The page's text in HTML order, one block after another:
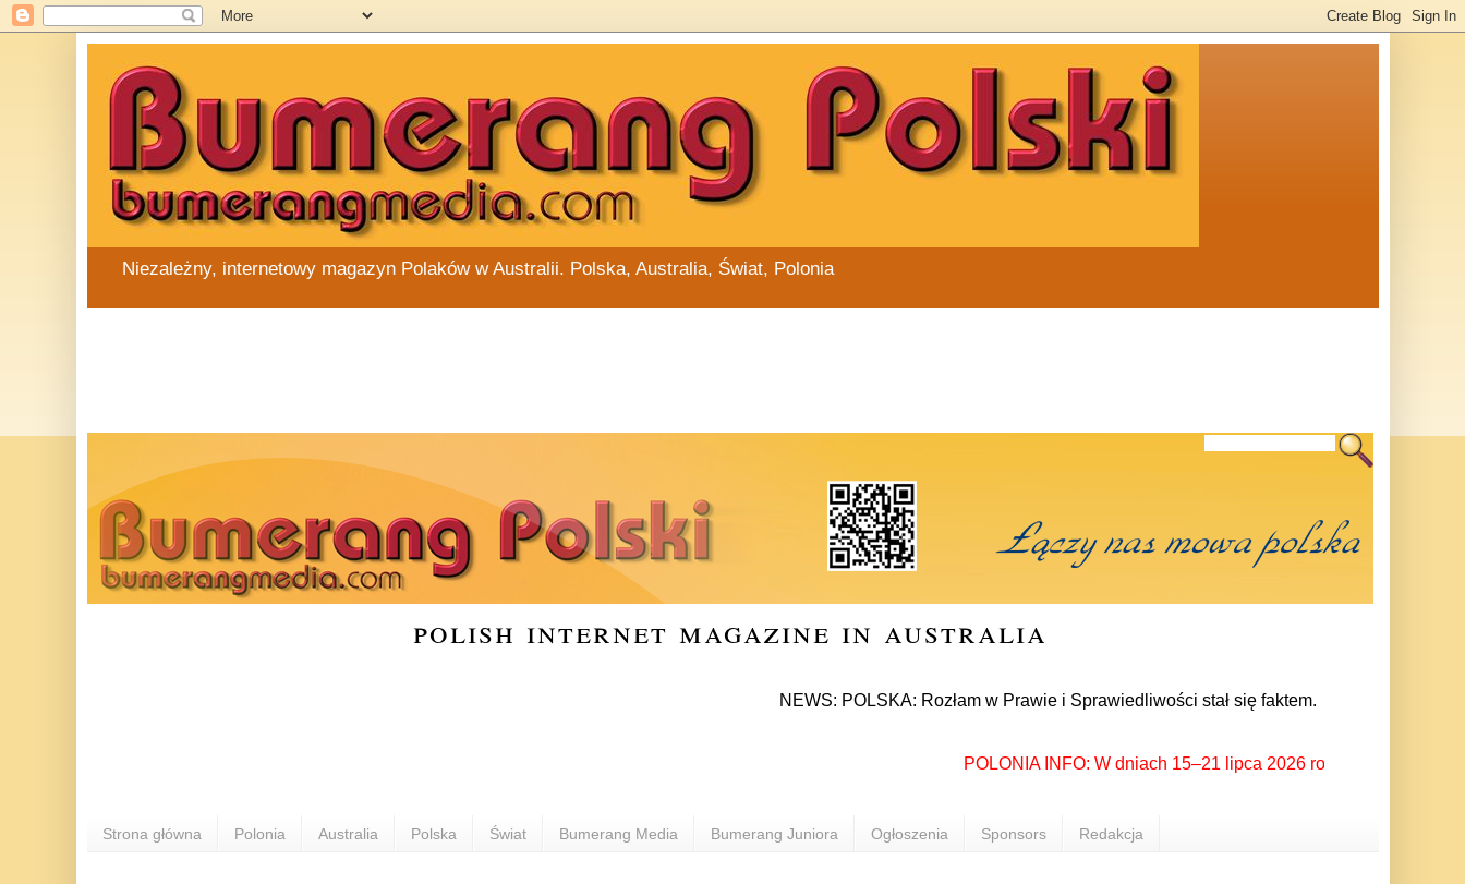
Niezależny, internetowy magazyn Polaków w Australii. Polska, Australia, Świat, Polonia
polish internet magazine in australia
NEWS: POLSKA: Rozłam w Prawie i Sprawiedliwości stał się faktem. 24 lipca prezes
POLONIA INFO: W dniach 15–21 lipca 2026 roku Rzeszów
Strona główna Polonia Australia Polska Świat Bumerang Media Bumerang Juniora Ogłoszenia Sponsors Redakcja